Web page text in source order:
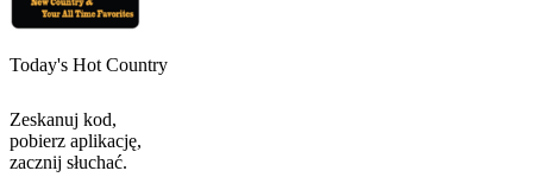
Today's Hot Country
Zeskanuj kod,
pobierz aplikację,
zacznij słuchać.